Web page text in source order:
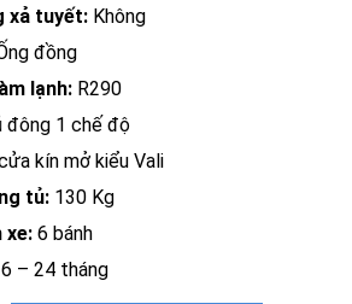
xả tuyết: Không
đồng
lạnh: R290
đông 1 chế độ
kín mở kiểu Vali
tủ: 130 Kg
xe: 6 bánh
6 – 24 tháng